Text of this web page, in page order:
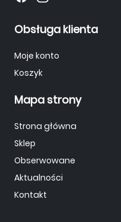
Obsługa klienta
Moje konto
Koszyk
Mapa strony
Strona główna
Sklep
Obserwowane
Aktualności
Kontakt